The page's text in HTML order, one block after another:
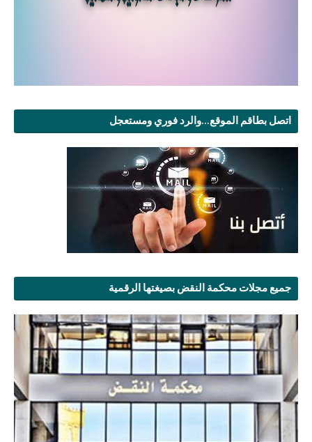
اتصل بطاقم الموقع...والرد فوري ومستعجل
جميع مجلات محكمة النقض بصيغتها الرقمية